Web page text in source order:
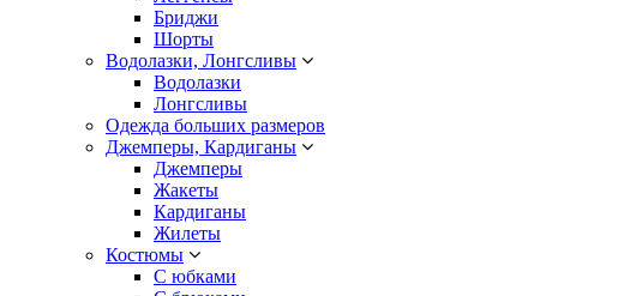
Бриджи
Шорты
Водолазки, Лонгсливы
Водолазки
Лонгсливы
Одежда больших размеров
Джемперы, Кардиганы
Джемперы
Жакеты
Кардиганы
Жилеты
Костюмы
С юбками